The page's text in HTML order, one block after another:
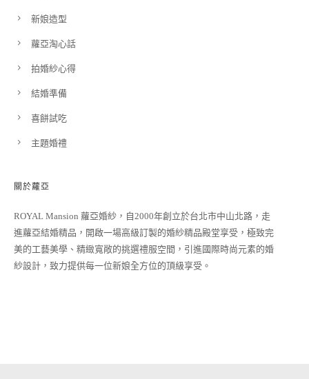
新娘造型
蘿亞淘心話
拍婚紗心得
結婚準備
喜餅試吃
主題婚禮
關於蘿亞
ROYAL Mansion 蘿亞婚紗，自2000年創立於台北市中山北路，走
進蘿亞結婚精品，開啟一場高級訂製的婚紗精品殿堂享受，極致完
美的工藝美學、精緻寬敞的挑選禮服空間，引進國際時尚元素的婚
紗設計，致力提供每一位新娘全方位的頂級享受。